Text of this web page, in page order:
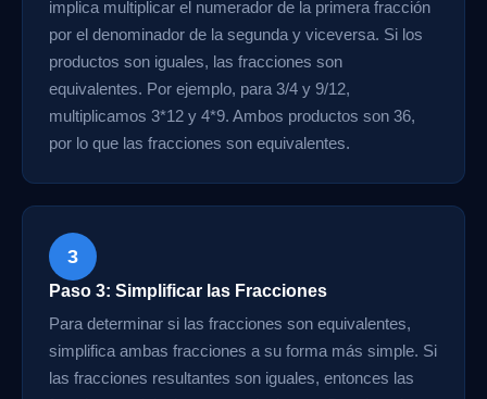
implica multiplicar el numerador de la primera fracción
por el denominador de la segunda y viceversa. Si los
productos son iguales, las fracciones son
equivalentes. Por ejemplo, para 3/4 y 9/12,
multiplicamos 3*12 y 4*9. Ambos productos son 36,
por lo que las fracciones son equivalentes.
3
Paso 3: Simplificar las Fracciones
Para determinar si las fracciones son equivalentes,
simplifica ambas fracciones a su forma más simple. Si
las fracciones resultantes son iguales, entonces las